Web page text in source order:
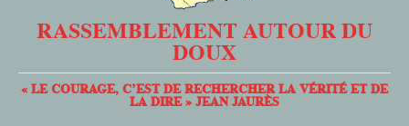
RASSEMBLEMENT AUTOUR DU
DOUX
« LE COURAGE, C’EST DE RECHERCHER LA VÉRITÉ ET DE
LA DIRE » JEAN JAURÈS